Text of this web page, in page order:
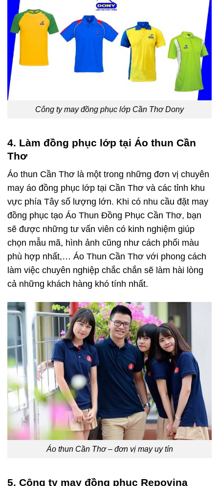
Công ty may đồng phục lớp Cần Thơ Dony
4. Làm đồng phục lớp tại Áo thun Cần
Thơ
Áo thun Cần Thơ là một trong những đơn vị chuyên
may áo đồng phục lớp tại Cần Thơ và các tỉnh khu
vực phía Tây số lượng lớn. Khi có nhu cầu đặt may
đồng phục tạo Áo Thun Đồng Phục Cần Thơ, bạn
sẽ được những tư vấn viên có kinh nghiệm giúp
chọn mẫu mã, hình ảnh cũng như cách phối màu
phù hợp nhất,… Áo Thun Cần Thơ với phong cách
làm việc chuyên nghiệp chắc chắn sẽ làm hài lòng
cả những khách hàng khó tính nhất.
Áo thun Cần Thơ – đơn vị may uy tín
5. Công ty may đồng phục Repovina